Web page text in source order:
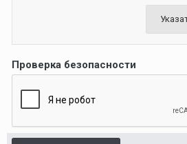
Проверка безопасности